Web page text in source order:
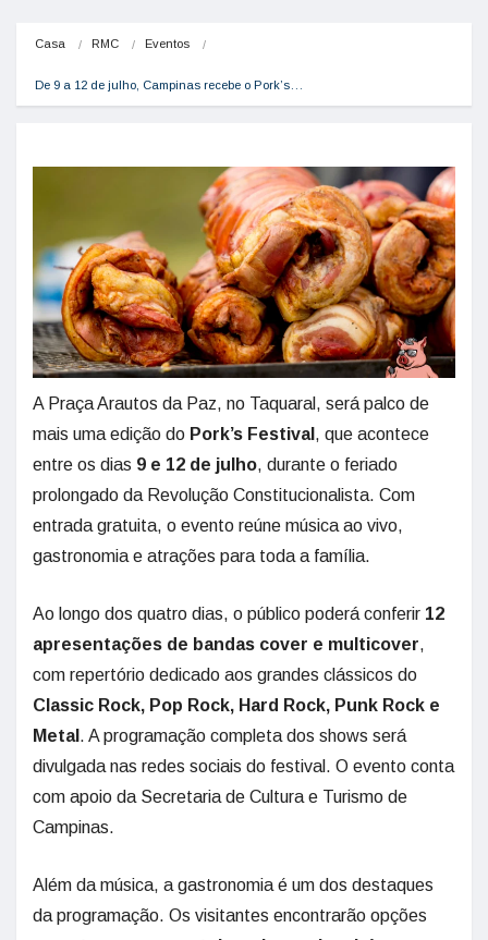
Casa RMC Eventos
De 9 a 12 de julho, Campinas recebe o Pork’s…
A Praça Arautos da Paz, no Taquaral, será palco de
mais uma edição do Pork’s Festival , que acontece
entre os dias 9 e 12 de julho, durante o feriado
prolongado da Revolução Constitucionalista. Com
entrada gratuita, o evento reúne música ao vivo,
gastronomia e atrações para toda a família.
Ao longo dos quatro dias, o público poderá conferir 12
apresentações de bandas cover e multicover,
com repertório dedicado aos grandes clássicos do
Classic Rock, Pop Rock, Hard Rock, Punk Rock e
Metal . A programação completa dos shows será
divulgada nas redes sociais do festival. O evento conta
com apoio da Secretaria de Cultura e Turismo de
Campinas.
Além da música, a gastronomia é um dos destaques
da programação. Os visitantes encontrarão opções